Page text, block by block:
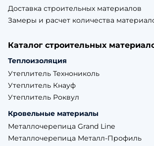
Доставка строительных материалов
Замеры и расчет количества
Каталог строительных
Теплоизоляция
Утеплитель Технониколь
Утеплитель Кнауф
Утеплитель Роквул
Кровельные материалы
Металлочерепица Grand Line
Металлочерепица Металл-Профиль